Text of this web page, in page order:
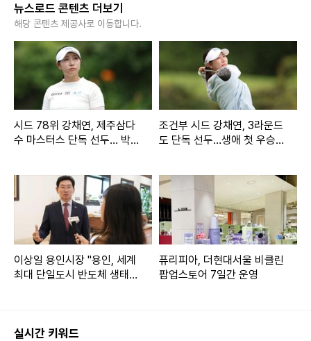
뉴스로드 콘텐츠 더보기
해당 콘텐츠 제공사로 이동합니다.
시드 78위 강채연, 제주삼다
수 마스터스 단독 선두… 박민
조건부 시드 강채연, 3라운드
도 단독 선두…생애 첫 우승 '1
이상일 용인시장 "용인, 세계
최대 단일도시 반도체 생태계
퓨리피아, 더현대서울 비클린
팝업스토어 7일간 운영
실시간 키워드